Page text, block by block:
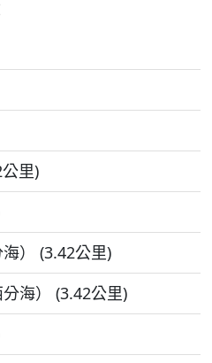
里)
） (3.42公里)
海） (3.42公里)